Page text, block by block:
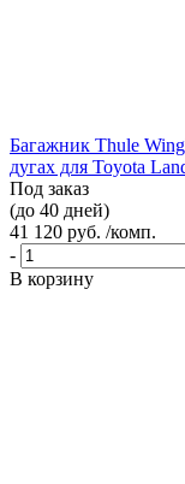
Багажник Thule
дугах для Toyota
Под заказ
(до 40 дней)
41 120 руб. /комп.
-
В корзину